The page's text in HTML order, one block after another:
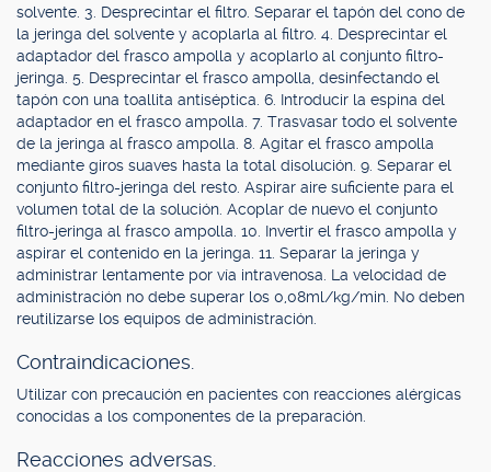
solvente. 3. Desprecintar el filtro. Separar el tapón del cono de
la jeringa del solvente y acoplarla al filtro. 4. Desprecintar el
adaptador del frasco ampolla y acoplarlo al conjunto filtro-
jeringa. 5. Desprecintar el frasco ampolla, desinfectando el
tapón con una toallita antiséptica. 6. Introducir la espina del
adaptador en el frasco ampolla. 7. Trasvasar todo el solvente
de la jeringa al frasco ampolla. 8. Agitar el frasco ampolla
mediante giros suaves hasta la total disolución. 9. Separar el
conjunto filtro-jeringa del resto. Aspirar aire suficiente para el
volumen total de la solución. Acoplar de nuevo el conjunto
filtro-jeringa al frasco ampolla. 10. Invertir el frasco ampolla y
aspirar el contenido en la jeringa. 11. Separar la jeringa y
administrar lentamente por vía intravenosa. La velocidad de
administración no debe superar los 0,08ml/kg/min. No deben
reutilizarse los equipos de administración.
Contraindicaciones.
Utilizar con precaución en pacientes con reacciones alérgicas
conocidas a los componentes de la preparación.
Reacciones adversas.